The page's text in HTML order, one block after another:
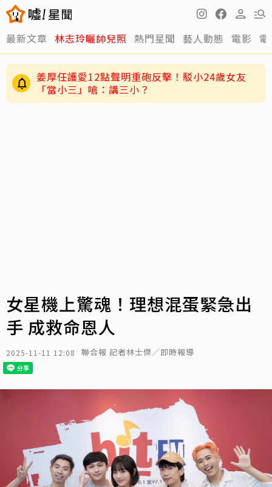
最新文章 林志玲曬帥兒照 熱門星聞 藝人動態 電影
姜厚任護愛12點聲明重砲反擊！駁小24歲女友
「當小三」嗆：講三小？
女星機上驚魂！理想混蛋緊急出
手 成救命恩人
2025-11-11 12:08 聯合報 記者林士傑／即時報導